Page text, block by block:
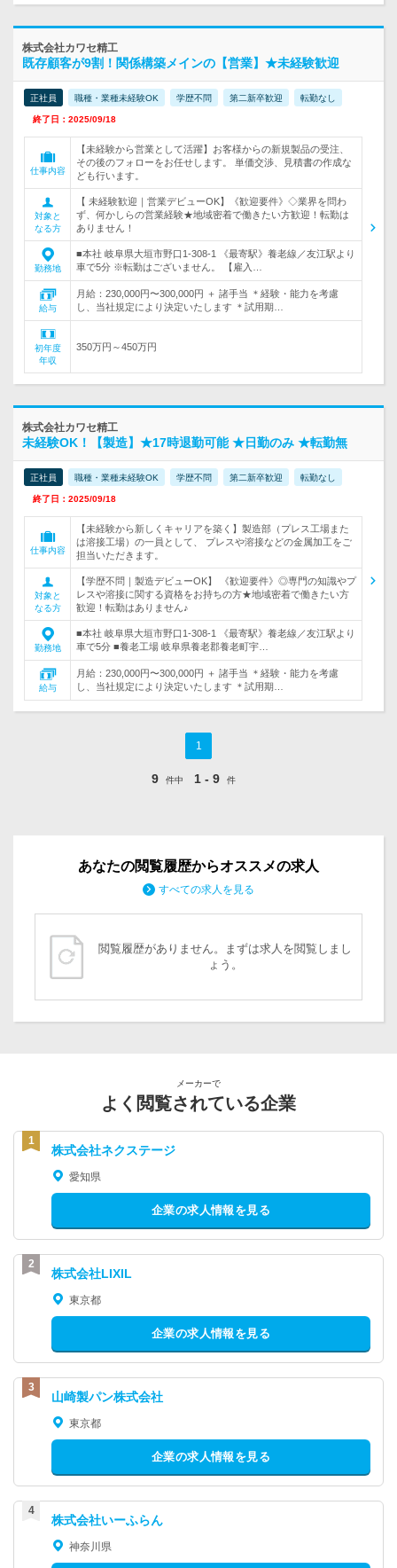
株式会社カワセ精工
既存顧客が9割！関係構築メインの【営業】★未経験歓迎
正社員 職種・業種未経験OK 学歴不問 第二新卒歓迎 転勤なし
終了日：2025/09/18
仕事内容
【未経験から営業として活躍】お客様からの新規製品の受注、
その後のフォローをお任せします。 単価交渉、見積書の作成な
ども行います。
対象と
なる方
【 未経験歓迎｜営業デビューOK】《歓迎要件》◇業界を問わ
ず、何かしらの営業経験★地域密着で働きたい方歓迎！転勤は
ありません！
勤務地
■本社 岐阜県大垣市野口1-308-1 《最寄駅》養老線／友江駅より
車で5分 ※転勤はございません。 【雇入…
給与
月給：230,000円〜300,000円 ＋ 諸手当 ＊経験・能力を考慮
し、当社規定により決定いたします ＊試用期…
初年度
年収
350万円～450万円
株式会社カワセ精工
未経験OK！【製造】★17時退勤可能 ★日勤のみ ★転勤無
正社員 職種・業種未経験OK 学歴不問 第二新卒歓迎 転勤なし
終了日：2025/09/18
仕事内容
【未経験から新しくキャリアを築く】製造部（プレス工場また
は溶接工場）の一員として、 プレスや溶接などの金属加工をご
担当いただきます。
対象と
なる方
【学歴不問｜製造デビューOK】 《歓迎要件》◎専門の知識やプ
レスや溶接に関する資格をお持ちの方★地域密着で働きたい方
歓迎！転勤はありません♪
勤務地
■本社 岐阜県大垣市野口1-308-1 《最寄駅》養老線／友江駅より
車で5分 ■養老工場 岐阜県養老郡養老町宇…
給与
月給：230,000円〜300,000円 ＋ 諸手当 ＊経験・能力を考慮
し、当社規定により決定いたします ＊試用期…
1
9 件中 1 - 9 件
あなたの閲覧履歴からオススメの求人
すべての求人を見る
閲覧履歴がありません。まずは求人を閲覧しまし
ょう。
メーカーで
よく閲覧されている企業
株式会社ネクステージ
愛知県
企業の求人情報を見る
株式会社LIXIL
東京都
企業の求人情報を見る
山崎製パン株式会社
東京都
企業の求人情報を見る
株式会社いーふらん
神奈川県